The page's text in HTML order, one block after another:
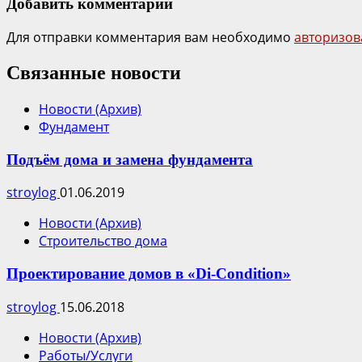
Добавить комментарий
Для отправки комментария вам необходимо
Связанные новости
Новости (Архив)
Фундамент
Подъём дома и замена фундамента
stroylog01.06.2019
Новости (Архив)
Строительство дома
Проектирование домов в «Di-Сondition»
stroylog 15.06.2018
Новости (Архив)
Работы/Услуги